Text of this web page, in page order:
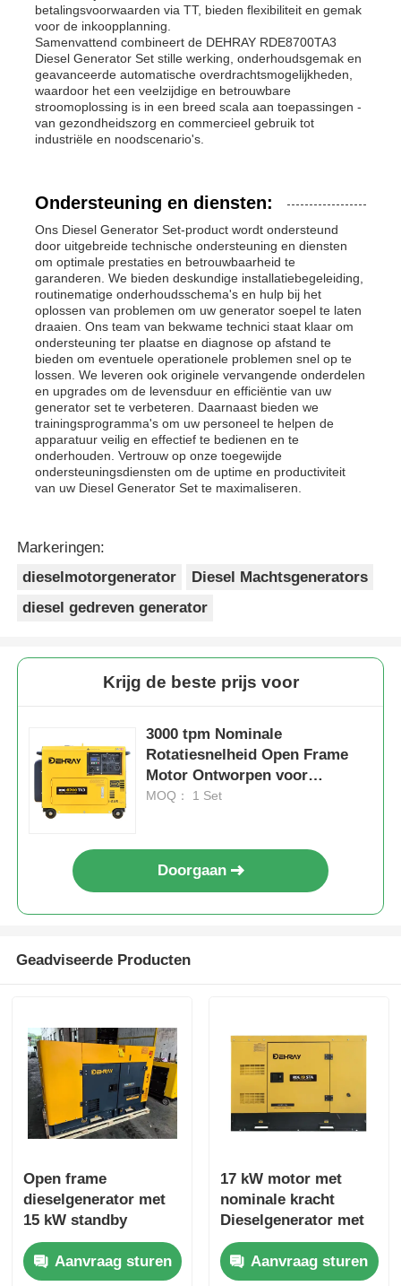
betalingsvoorwaarden via TT, bieden flexibiliteit en gemak
voor de inkoopplanning.
Samenvattend combineert de DEHRAY RDE8700TA3
Diesel Generator Set stille werking, onderhoudsgemak en
geavanceerde automatische overdrachtsmogelijkheden,
waardoor het een veelzijdige en betrouwbare
stroomoplossing is in een breed scala aan toepassingen -
van gezondheidszorg en commercieel gebruik tot
industriële en noodscenario's.
Ondersteuning en diensten:
Ons Diesel Generator Set-product wordt ondersteund
door uitgebreide technische ondersteuning en diensten
om optimale prestaties en betrouwbaarheid te
garanderen. We bieden deskundige installatiebegeleiding,
routinematige onderhoudsschema's en hulp bij het
oplossen van problemen om uw generator soepel te laten
draaien. Ons team van bekwame technici staat klaar om
ondersteuning ter plaatse en diagnose op afstand te
bieden om eventuele operationele problemen snel op te
lossen. We leveren ook originele vervangende onderdelen
en upgrades om de levensduur en efficiëntie van uw
generator set te verbeteren. Daarnaast bieden we
trainingsprogramma's om uw personeel te helpen de
apparatuur veilig en effectief te bedienen en te
onderhouden. Vertrouw op onze toegewijde
ondersteuningsdiensten om de uptime en productiviteit
van uw Diesel Generator Set te maximaliseren.
Markeringen:
dieselmotorgenerator
Diesel Machtsgenerators
diesel gedreven generator
Krijg de beste prijs voor
3000 tpm Nominale
Rotatiesnelheid Open Frame
Motor Ontworpen voor
Duurzame Prestaties en Laag
MOQ： 1 Set
Doorgaan
Geadviseerde Producten
Open frame
dieselgenerator met
15 kW standby
vermogen en 1500
R/min nominale
snelheid
Aanvraag sturen
17 kW motor met
nominale kracht
Dieselgenerator met
een nominale
spanning van 400/230
V en een
Aanvraag sturen